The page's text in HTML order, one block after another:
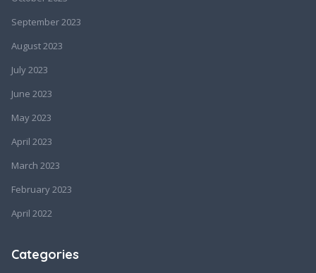
September 2023
August 2023
July 2023
June 2023
May 2023
April 2023
March 2023
February 2023
April 2022
Categories